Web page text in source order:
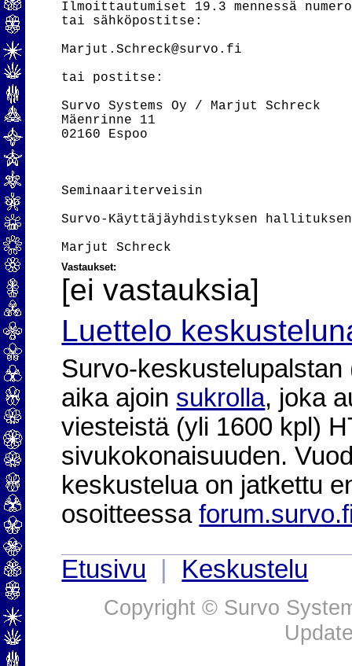
Ilmoittautumiset 19.3 mennessä
tai sähköpostitse:
Marjut.Schreck@survo.fi
tai postitse:
Survo Systems Oy / Marjut Schreck
Mäenrinne 11
02160 Espoo
Seminaariterveisin
Survo-Käyttäjäyhdistyksen
Vastaukset:
[ei vastauksia]
Luettelo
Survo-
aika ajoin sukrolla, joka
viesteistä (yli 1600 kpl)
sivukokonaisuuden.
keskustelua on jatkettu
osoitteessa
Etusivu
Keskustelu
Copyright © Survo